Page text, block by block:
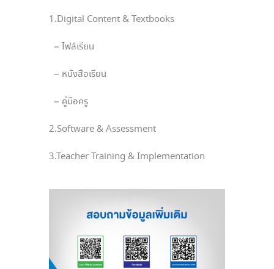
1.Digital Content & Textbooks
– ไฟล์เรียน
– หนังสือเรียน
– คู่มือครู
2.Software & Assessment
3.Teacher Training & Implementation